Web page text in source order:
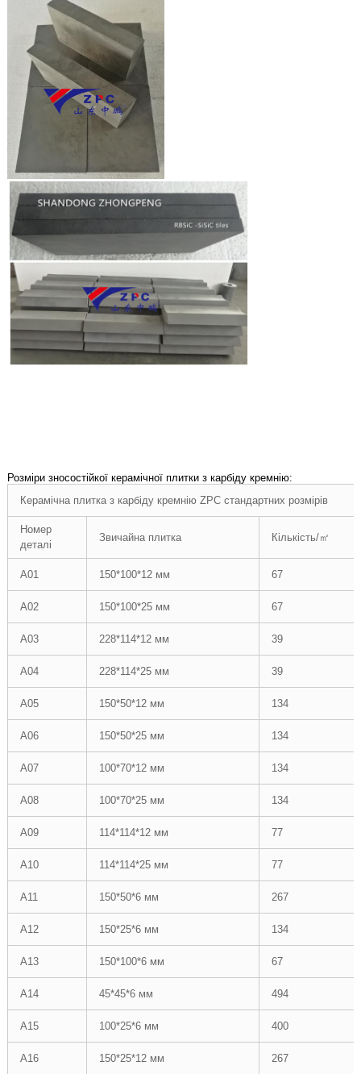
Розміри зносостійкої керамічної плитки з карбіду кремнію:
Керамічна плитка з карбіду кремнію ZPC стандартних розмірів
Номер
деталі
Звичайна плитка Кількість/㎡
А01 150*100*12 мм 67
А02 150*100*25 мм 67
А03 228*114*12 мм 39
А04 228*114*25 мм 39
А05 150*50*12 мм 134
А06 150*50*25 мм 134
А07 100*70*12 мм 134
А08 100*70*25 мм 134
А09 114*114*12 мм 77
А10 114*114*25 мм 77
А11 150*50*6 мм 267
А12 150*25*6 мм 134
А13 150*100*6 мм 67
А14 45*45*6 мм 494
А15 100*25*6 мм 400
А16 150*25*12 мм 267